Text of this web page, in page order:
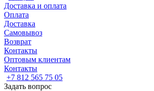
Доставка и оплата
Оплата
Доставка
Самовывоз
Возврат
Контакты
Оптовым клиентам
Контакты
+7 812 565 75 05
Задать вопрос